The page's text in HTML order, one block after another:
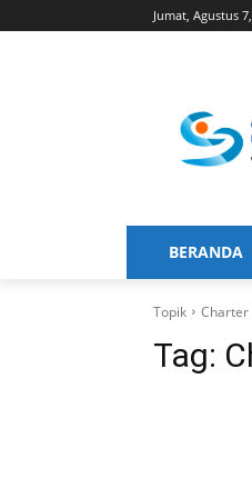
Jumat, Agustus
BERANDA
Topik Charter
Tag: